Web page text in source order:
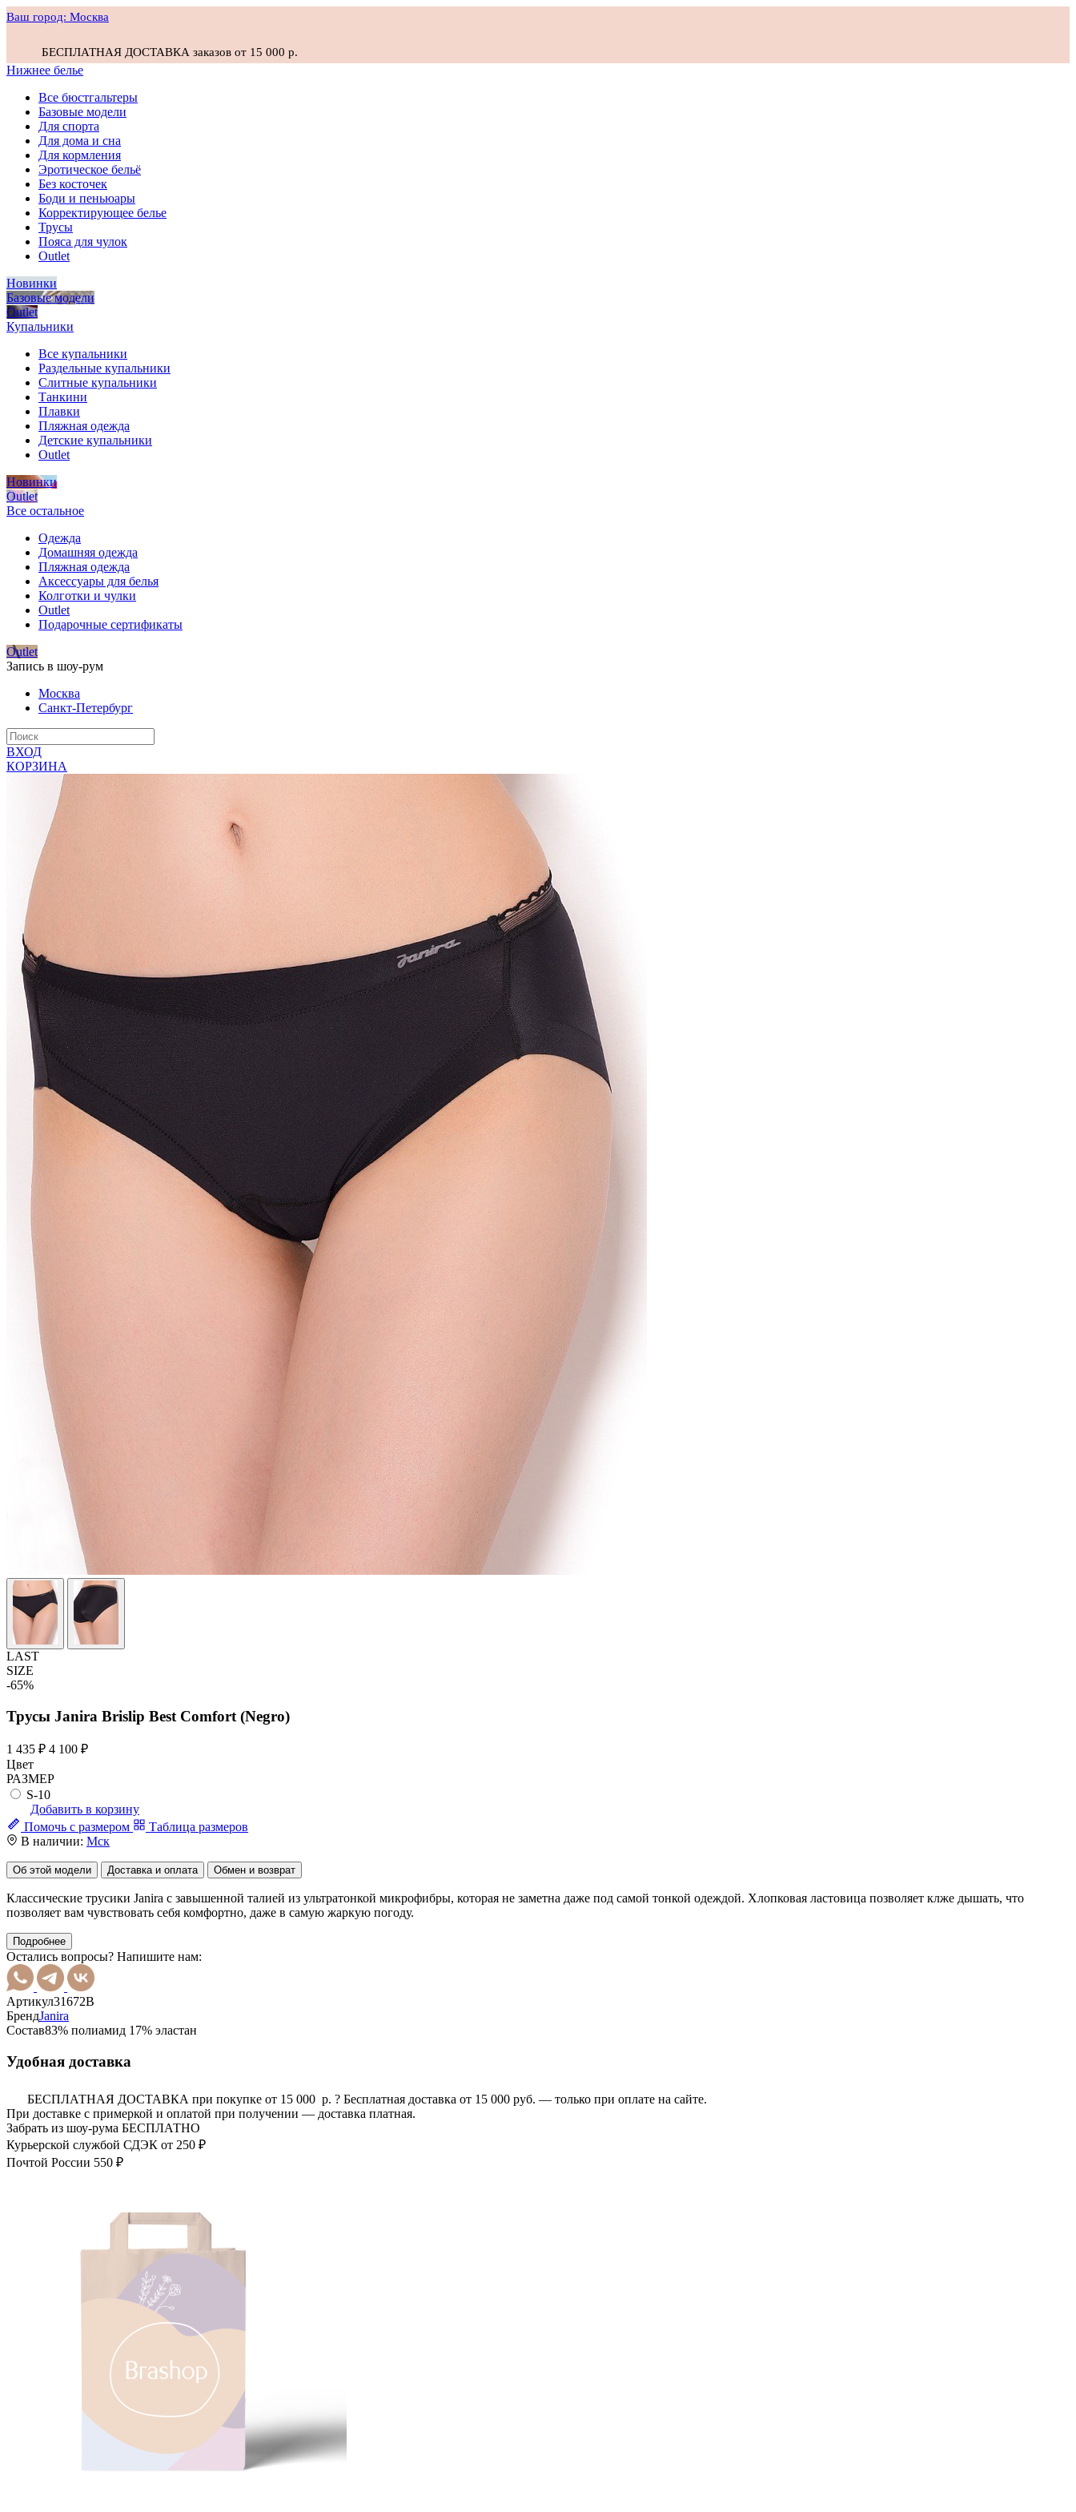
Ваш город: Москва
БЕСПЛАТНАЯ ДОСТАВКА заказов от 15 000 р.
Нижнее белье
Все бюстгальтеры
Базовые модели
Для спорта
Для дома и сна
Для кормления
Эротическое бельё
Без косточек
Боди и пеньюары
Корректирующее белье
Трусы
Пояса для чулок
Outlet
Новинки
Базовые модели
Outlet
Купальники
Все купальники
Раздельные купальники
Слитные купальники
Танкини
Плавки
Пляжная одежда
Детские купальники
Outlet
Новинки
Outlet
Все остальное
Одежда
Домашняя одежда
Пляжная одежда
Аксессуары для белья
Колготки и чулки
Outlet
Подарочные сертификаты
Outlet
Запись в шоу-рум
Москва
Санкт-Петербург
ВХОД
КОРЗИНА
LAST
SIZE
-65%
Трусы Janira Brislip Best Comfort (Negro)
1 435 ₽ 4 100 ₽
Цвет
РАЗМЕР
S-10
Добавить в корзину
Помочь с размером
Таблица размеров
В наличии: Мск
Об этой модели Доставка и оплата Обмен и возврат
Классические трусики Janira с завышенной талией из ультратонкой микрофибры, которая не заметна даже под самой тонкой одеждой. Хлопковая ластовица позволяет клже дышать, что
позволяет вам чувствовать себя комфортно, даже в самую жаркую погоду.
Подробнее
Остались вопросы? Напишите нам:
Артикул31672B
БрендJanira
Состав83% полиамид 17% эластан
Удобная доставка
БЕСПЛАТНАЯ ДОСТАВКА при покупке от 15 000 р. ? Бесплатная доставка от 15 000 руб. — только при оплате на сайте.
При доставке с примеркой и оплатой при получении — доставка платная.
Забрать из шоу-рума БЕСПЛАТНО
Курьерской службой СДЭК от 250 ₽
Почтой России 550 ₽